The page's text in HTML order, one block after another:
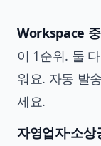
Workspace
이 1순위. 둘
워요. 자동 발
세요.
자영업자·소상